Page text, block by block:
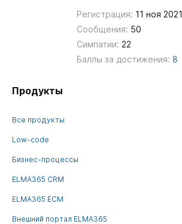
Регистрация: 11 ноя 2021
Сообщения: 50
Симпатии: 22
Баллы за достижения: 8
Продукты
Все продукты
Low-code
Бизнес-процессы
ELMA365 CRM
ELMA365 ECM
Внешний портал ELMA365